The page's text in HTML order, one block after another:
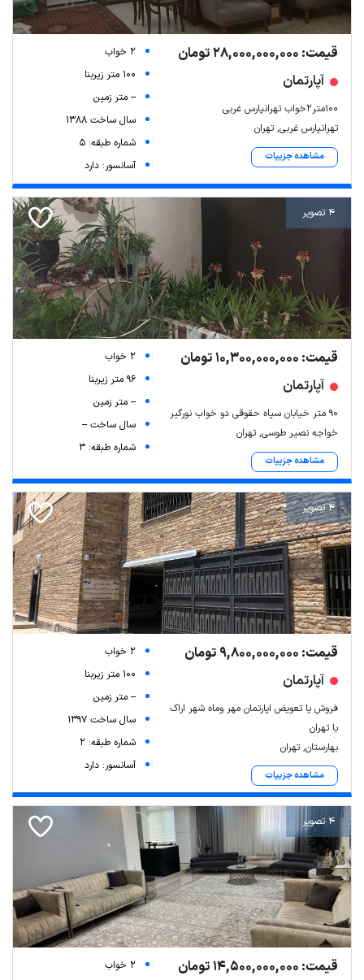
قیمت: 28,000,000,000 تومان
آپارتمان
100متر2خواب تهرانپارس غربی
تهرانپارس غربی, تهران
مشاهده جزییات
2 خواب
100 متر زیربنا
-- متر زمین
سال ساخت 1388
شماره طبقه: 5
آسانسور: دارد
4 تصویر
قیمت: 10,300,000,000 تومان
آپارتمان
۹۰ متر خیابان سپاه حقوقی دو خواب نورگیر
خواجه نصیر طوسی, تهران
مشاهده جزییات
2 خواب
96 متر زیربنا
-- متر زمین
سال ساخت --
شماره طبقه: 3
4 تصویر
قیمت: 9,800,000,000 تومان
آپارتمان
فروش یا تعویض اپارتمان مهر وماه شهر اراک
با تهران
بهارستان, تهران
مشاهده جزییات
2 خواب
100 متر زیربنا
-- متر زمین
سال ساخت 1397
شماره طبقه: 2
آسانسور: دارد
4 تصویر
قیمت: 14,500,000,000 تومان
2 خواب